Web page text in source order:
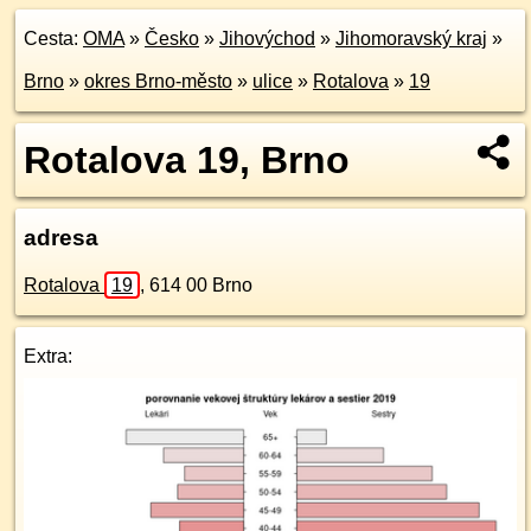
Cesta: OMA» Česko » Jihovýchod » Jihomoravský kraj »
Brno » okres Brno-město » ulice » Rotalova » 19
Rotalova 19, Brno
adresa
Rotalova 19 , 614 00 Brno
Extra: